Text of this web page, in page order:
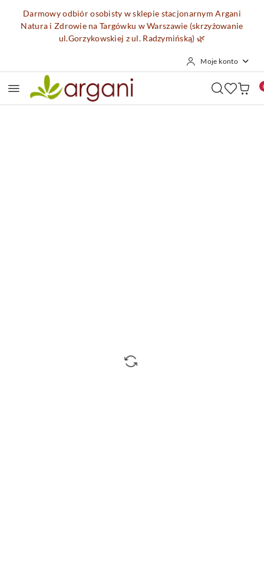
Przejdź do treści głównej
Przejdź do wyszukiwarki
Przejdź do moje konto
Przejdź do menu głównego
Przejdź do opisu produktu
Przejdź do stopki
Darmowy odbiór osobisty w sklepie stacjonarnym Argani
Natura i Zdrowie na Targówku w Warszawie (skrzyżowanie
ul.Gorzykowskiej z ul. Radzymińską) 🌿
Moje konto